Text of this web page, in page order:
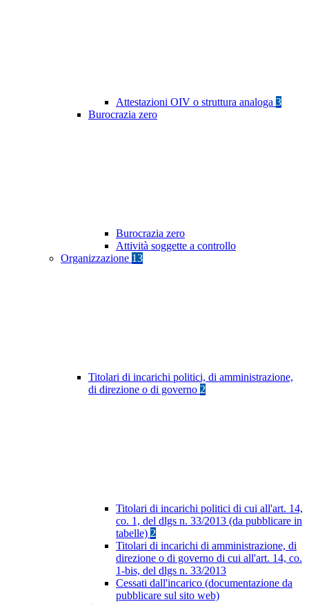
Attestazioni OIV o struttura analoga 3
Burocrazia zero
Burocrazia zero
Attività soggette a controllo
Organizzazione 13
Titolari di incarichi politici, di amministrazione,
di direzione o di governo 2
Titolari di incarichi politici di cui all'art. 14,
co. 1, del dlgs n. 33/2013 (da pubblicare in
tabelle) 2
Titolari di incarichi di amministrazione, di
direzione o di governo di cui all'art. 14, co.
1-bis, del dlgs n. 33/2013
Cessati dall'incarico (documentazione da
pubblicare sul sito web)